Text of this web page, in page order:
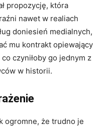
propozycję, która
nawet w realiach
doniesień medialnych,
mu kontrakt opiewający
czyniłoby go jednym z
w historii.
ogromne, że trudno je